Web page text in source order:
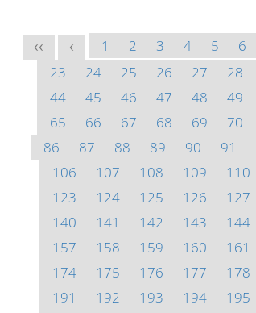
<< < 1 2 3 4 5 6
23
24 25 26 27 28
44
45 46 47 48 49
65
66 67 68 69 70
86
87 88 89 90 91
106
107 108 109 110
123
124 125 126 127
140
141 142 143 144
157
158 159 160 161
174
175 176 177 178
191
192 193 194 195